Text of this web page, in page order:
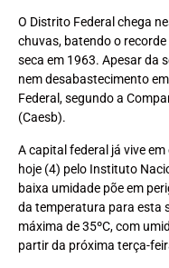
O Distrito Federal chega
chuvas, batendo o
seca em 1963. Apesar da
nem desabastecimento
Federal, segundo a
(Caesb).
A capital federal já vive
hoje (4) pelo Instituto
baixa umidade põe em
da temperatura para esta
máxima de 35ºC, com
partir da próxima terça-